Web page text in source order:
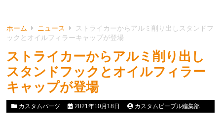
ホーム ニュース
ストライカーからアルミ削り出しスタンドフ
ックとオイルフィラーキャップが登場
ストライカーからアルミ削り出し
スタンドフックとオイルフィラー
キャップが登場
カスタムパーツ 2021年10月18日 カスタムピープル編集部